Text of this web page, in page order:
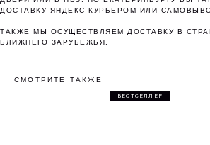
ДОСТАВКУ ЯНДЕКС КУРЬЕРОМ ИЛИ
ТАКЖЕ МЫ ОСУЩЕСТВЛЯЕМ ДОСТАВКУ В
БЛИЖНЕГО ЗАРУБЕЖЬЯ.
СМОТРИТЕ ТАКЖЕ
БЕСТСЕЛЛЕР